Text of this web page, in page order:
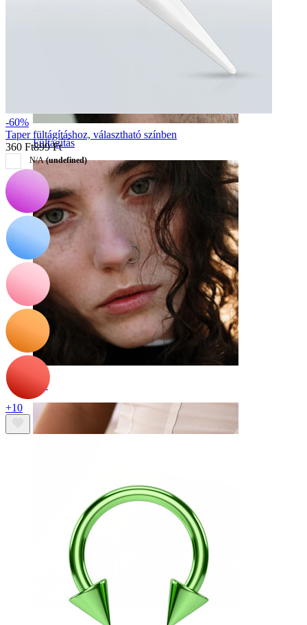
Fültágítás
Orr
-60%
Taper fültágításhoz, választható színben
360 Ft899 Ft
N/A(undefined)
+10